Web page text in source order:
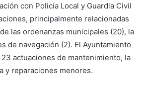
con Policía Local y Guardia Civil
principalmente relacionadas
las ordenanzas municipales (20), la
de navegación (2). El Ayuntamiento
actuaciones de mantenimiento, la
y reparaciones menores.